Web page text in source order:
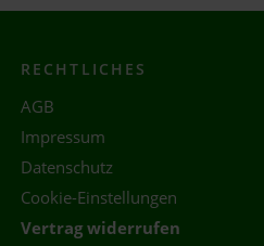
RECHTLICHES
AGB
Impressum
Datenschutz
Cookie-Einstellungen
Vertrag widerrufen